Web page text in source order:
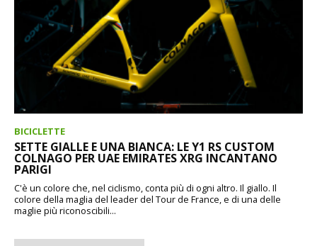
BICICLETTE
SETTE GIALLE E UNA BIANCA: LE Y1 RS CUSTOM
COLNAGO PER UAE EMIRATES XRG INCANTANO
PARIGI
C'è un colore che, nel ciclismo, conta più di ogni altro. Il giallo. Il
colore della maglia del leader del Tour de France, e di una delle
maglie più riconoscibili...